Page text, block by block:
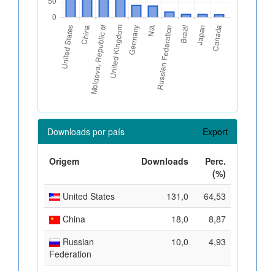
Downloads por país Export
Origem Downloads
Perc.
(%)
United States
131,0
64,53
China
18,0
8,87
Russian
Federation
10,0 4,93